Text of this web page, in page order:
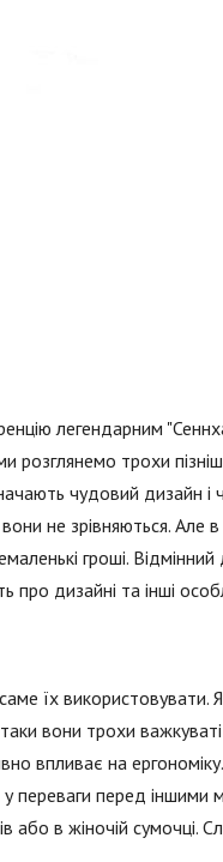
легендарним
розглянемо трохи
чудовий дизайн і
не зрівняються. Але
гроші.
про дизайні та інші
їх використовувати.
вони трохи
впливає на
переваги перед іншими
або в жіночій сумочці.